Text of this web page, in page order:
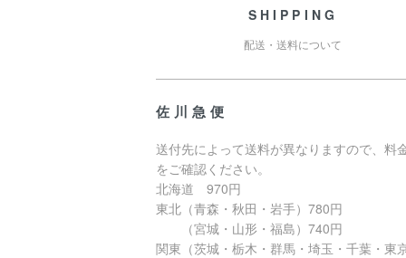
SHIPPING
配送・送料について
佐川急便
送付先によって送料が異なりますので、料
をご確認ください。
北海道 970円
東北（青森・秋田・岩手）780円
（宮城・山形・福島）740円
関東（茨城・栃木・群馬・埼玉・千葉・東